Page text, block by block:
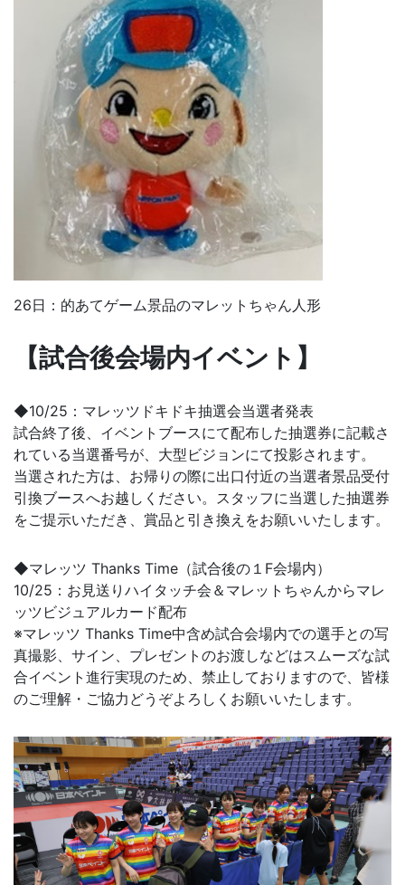
26日：的あてゲーム景品のマレットちゃん人形
【試合後会場内イベント】
◆10/25：マレッツドキドキ抽選会当選者発表
試合終了後、イベントブースにて配布した抽選券に記載さ
れている当選番号が、大型ビジョンにて投影されます。
当選された方は、お帰りの際に出口付近の当選者景品受付
引換ブースへお越しください。スタッフに当選した抽選券
をご提示いただき、賞品と引き換えをお願いいたします。
◆マレッツ Thanks Time（試合後の１F会場内）
10/25：お見送りハイタッチ会＆マレットちゃんからマレ
ッツビジュアルカード配布
※マレッツ Thanks Time中含め試合会場内での選手との写
真撮影、サイン、プレゼントのお渡しなどはスムーズな試
合イベント進行実現のため、禁止しておりますので、皆様
のご理解・ご協力どうぞよろしくお願いいたします。